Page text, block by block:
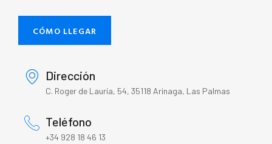
CÓMO LLEGAR
Dirección
C. Roger de Lauría, 54, 35118 Arinaga, Las Palmas
Teléfono
+34 928 18 46 13